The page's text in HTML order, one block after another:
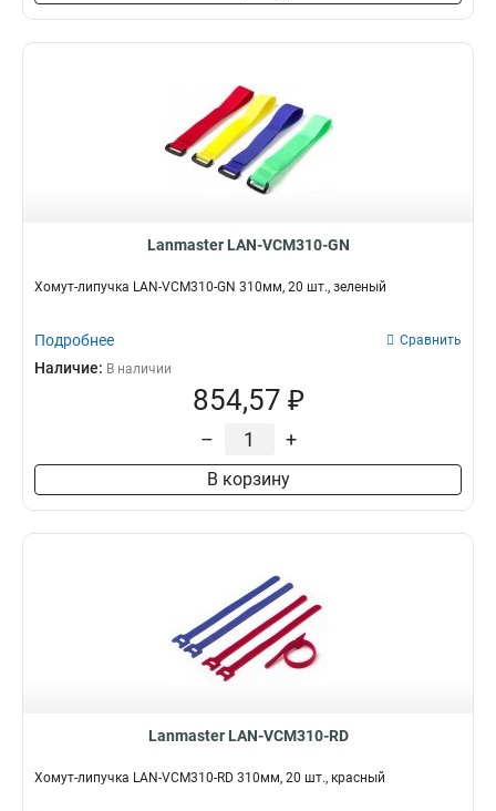
Lanmaster LAN-VCM310-GN
Хомут-липучка LAN-VCM310-GN 310мм, 20 шт., зеленый
Подробнее Сравнить
Наличие: В наличии
854,57 ₽
– +
В корзину
Lanmaster LAN-VCM310-RD
Хомут-липучка LAN-VCM310-RD 310мм, 20 шт., красный